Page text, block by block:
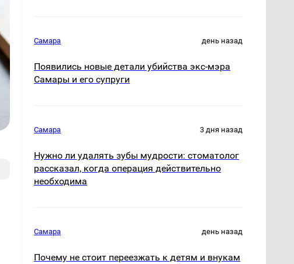
Самара день назад
Появились новые детали убийства экс-мэра
Самары и его супруги
Самара 3 дня назад
Нужно ли удалять зубы мудрости: стоматолог
рассказал, когда операция действительно
необходима
Самара день назад
Почему не стоит переезжать к детям и внукам